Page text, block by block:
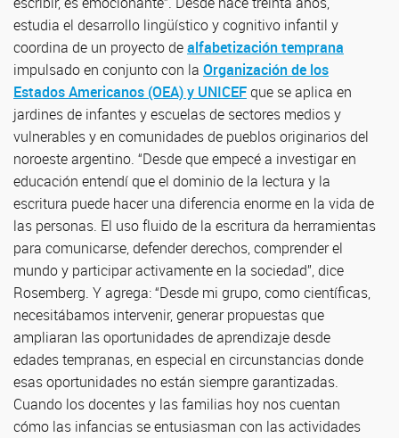
estudia el desarrollo lingüístico y cognitivo infantil y
coordina de un proyecto dealfabetización temprana
impulsado en conjunto con la Organización de los
Estados Americanos (OEA) y UNICEFque se aplica en
jardines de infantes y escuelas de sectores medios y
vulnerables y en comunidades de pueblos originarios del
noroeste argentino. “Desde que empecé a investigar en
educación entendí que el dominio de la lectura y la
escritura puede hacer una diferencia enorme en la vida de
las personas. El uso fluido de la escritura da herramientas
para comunicarse, defender derechos, comprender el
mundo y participar activamente en la sociedad”, dice
Rosemberg. Y agrega: “Desde mi grupo, como científicas,
necesitábamos intervenir, generar propuestas que
ampliaran las oportunidades de aprendizaje desde
edades tempranas, en especial en circunstancias donde
esas oportunidades no están siempre garantizadas.
Cuando los docentes y las familias hoy nos cuentan
cómo las infancias se entusiasman con las actividades